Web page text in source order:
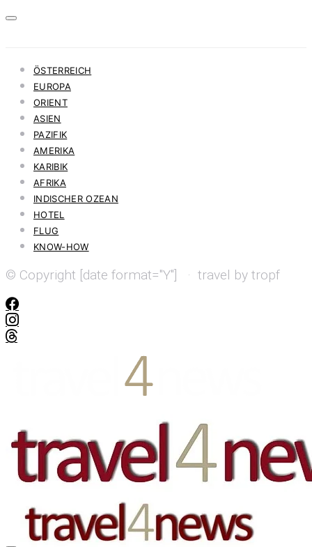
ÖSTERREICH
EUROPA
ORIENT
ASIEN
PAZIFIK
AMERIKA
KARIBIK
AFRIKA
INDISCHER OZEAN
HOTEL
FLUG
KNOW-HOW
© Copyright [date format="Y"] · travel by tropf